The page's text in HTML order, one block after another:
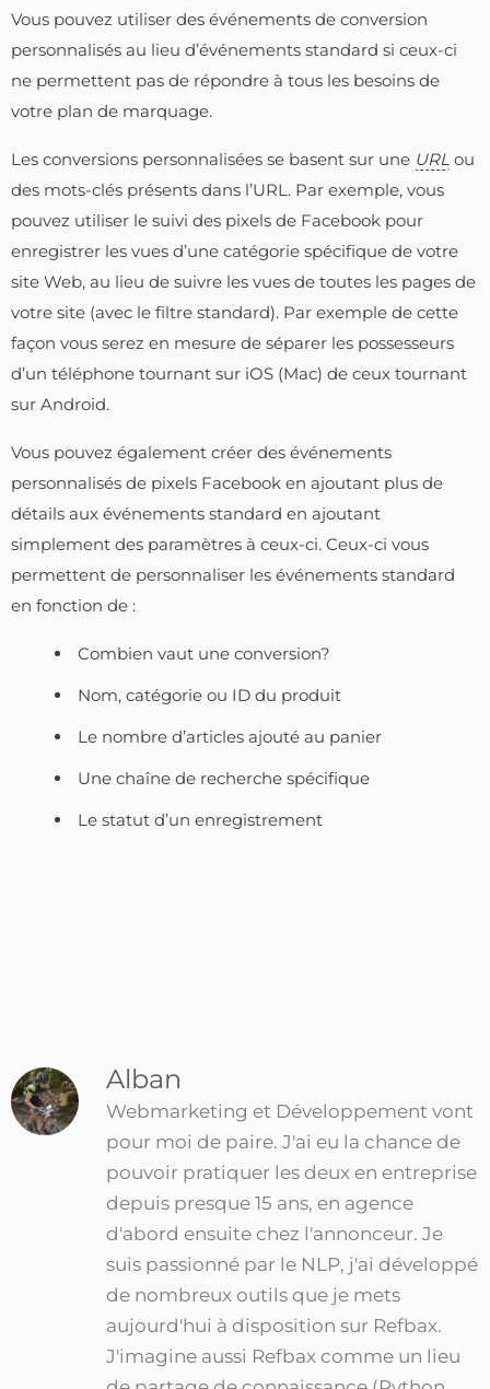
Vous pouvez utiliser des événements de conversion
personnalisés au lieu d’événements standard si ceux-ci
ne permettent pas de répondre à tous les besoins de
votre plan de marquage.
Les conversions personnalisées se basent sur une URL ou
des mots-clés présents dans l’URL. Par exemple, vous
pouvez utiliser le suivi des pixels de Facebook pour
enregistrer les vues d’une catégorie spécifique de votre
site Web, au lieu de suivre les vues de toutes les pages de
votre site (avec le filtre standard). Par exemple de cette
façon vous serez en mesure de séparer les possesseurs
d’un téléphone tournant sur iOS (Mac) de ceux tournant
sur Android.
Vous pouvez également créer des événements
personnalisés de pixels Facebook en ajoutant plus de
détails aux événements standard en ajoutant
simplement des paramètres à ceux-ci. Ceux-ci vous
permettent de personnaliser les événements standard
en fonction de :
Combien vaut une conversion?
Nom, catégorie ou ID du produit
Le nombre d’articles ajouté au panier
Une chaîne de recherche spécifique
Le statut d’un enregistrement
Alban
Webmarketing et Développement vont
pour moi de paire. J'ai eu la chance de
pouvoir pratiquer les deux en entreprise
depuis presque 15 ans, en agence
d'abord ensuite chez l'annonceur. Je
suis passionné par le NLP, j'ai développé
de nombreux outils que je mets
aujourd'hui à disposition sur Refbax.
J'imagine aussi Refbax comme un lieu